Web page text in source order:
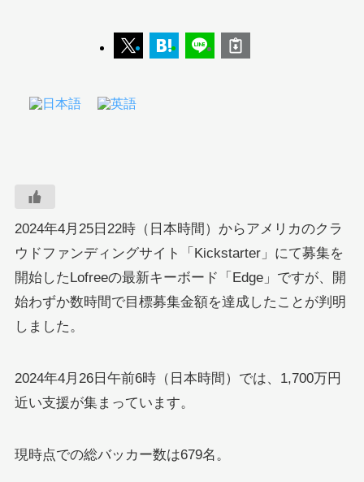
2024年4月25日22時（日本時間）からアメリカのクラ
ウドファンディングサイト「Kickstarter」にて募集を
開始したLofreeの最新キーボード「Edge」ですが、開
始わずか数時間で目標募集金額を達成したことが判明
しました。
2024年4月26日午前6時（日本時間）では、1,700万円
近い支援が集まっています。
現時点での総バッカー数は679名。